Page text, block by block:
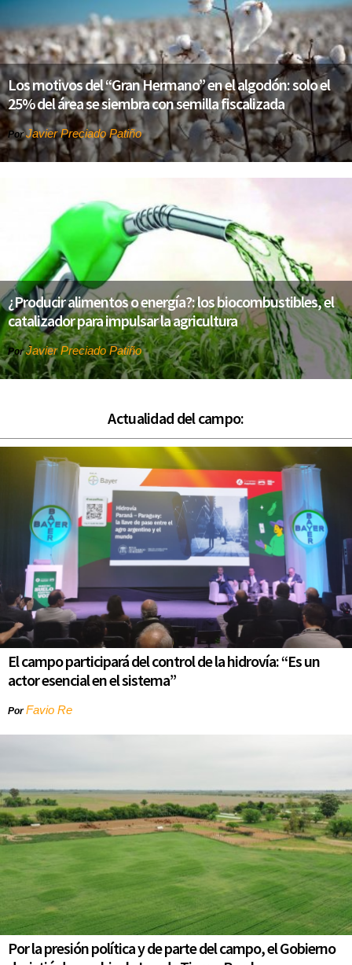
Los motivos del “Gran Hermano” en el algodón: solo el
25% del área se siembra con semilla fiscalizada
PorJavier Preciado Patiño
¿Producir alimentos o energía?: los biocombustibles, el
catalizador para impulsar la agricultura
PorJavier Preciado Patiño
Actualidad del campo:
El campo participará del control de la hidrovía: “Es un
actor esencial en el sistema”
PorFavio Re
Por la presión política y de parte del campo, el Gobierno